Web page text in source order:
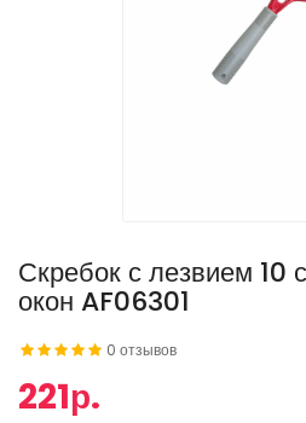
Скребок с лезвием 10
окон AF06301
0 отзывов
221р.